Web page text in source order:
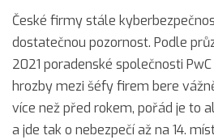
České firmy stále
dostatečnou pozornost. Podle
2021 poradenské společnosti
hrozby mezi šéfy firem bere
více než před rokem, pořád je to
a jde tak o nebezpečí až na 14.